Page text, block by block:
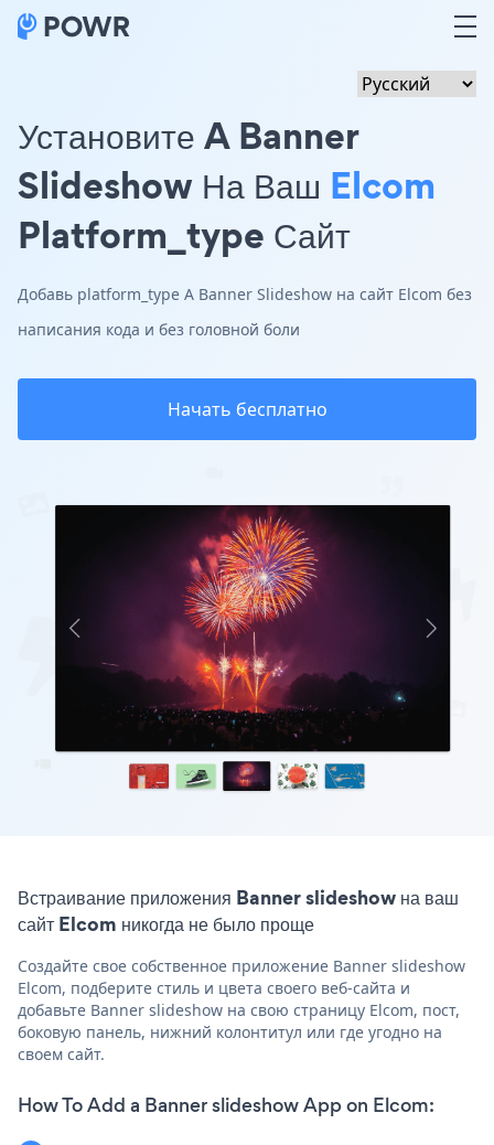
Установите A Banner
Slideshow На Ваш Elcom
Platform_type Сайт
Добавь platform_type A Banner Slideshow на сайт Elcom без
написания кода и без головной боли
Начать бесплатно
Встраивание приложения Banner slideshow на ваш
сайт Elcom никогда не было проще
Создайте свое собственное приложение Banner slideshow
Elcom, подберите стиль и цвета своего веб-сайта и
добавьте Banner slideshow на свою страницу Elcom, пост,
боковую панель, нижний колонтитул или где угодно на
своем сайт.
How To Add a Banner slideshow App on Elcom: